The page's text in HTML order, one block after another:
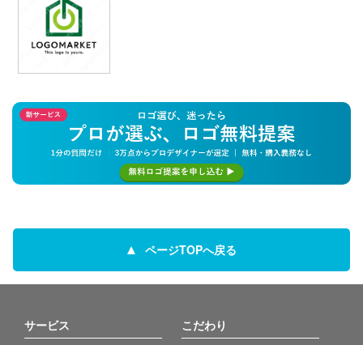
ページTOPへ戻る
サービス こだわり